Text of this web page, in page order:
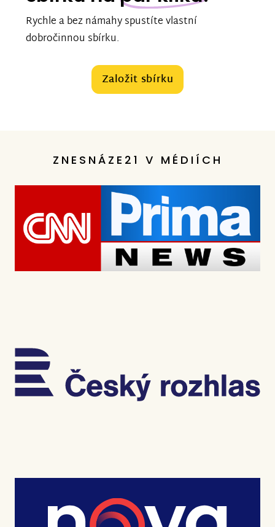
Rychle a bez námahy spustíte vlastní
dobročinnou sbírku.
Založit sbírku
ZNESNÁZE21 V MÉDIÍCH